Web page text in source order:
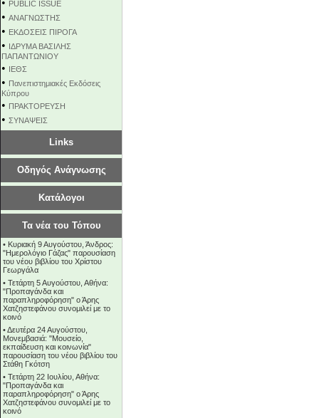
• PUBLIC ISSUE
• ΑΝΑΓΝΩΣΤΗΣ
• ΕΚΔΟΣΕΙΣ ΠΙΡΟΓΑ
• ΙΔΡΥΜΑ ΒΑΣΙΛΗΣ
ΠΑΠΑΝΤΩΝΙΟΥ
• ΙΕΘΣ
• Πανεπιστημιακές Εκδόσεις
Κύπρου
• ΠΡΑΚΤΟΡΕΥΣΗ
• ΣΥΝΑΨΕΙΣ
Links
Οδηγός Ανάγνωσης
Κατάλογοι
Τα νέα του Τόπου
• Κυριακή 9 Αυγούστου, Άνδρος:
"Ημερολόγιο Γάζας" παρουσίαση
του νέου βιβλίου του Χρίστου
Γεωργάλα
• Τετάρτη 5 Αυγούστου, Αθήνα:
"Προπαγάνδα και
παραπληροφόρηση" ο Άρης
Χατζηστεφάνου συνομιλεί με το
κοινό
•Δευτέρα 24 Αυγούστου,
Μονεμβασιά: "Μουσείο,
εκπαίδευση και κοινωνία"
παρουσίαση του νέου βιβλίου του
Στάθη Γκότση
• Τετάρτη 22 Ιουλίου, Αθήνα:
"Προπαγάνδα και
παραπληροφόρηση" ο Άρης
Χατζηστεφάνου συνομιλεί με το
κοινό